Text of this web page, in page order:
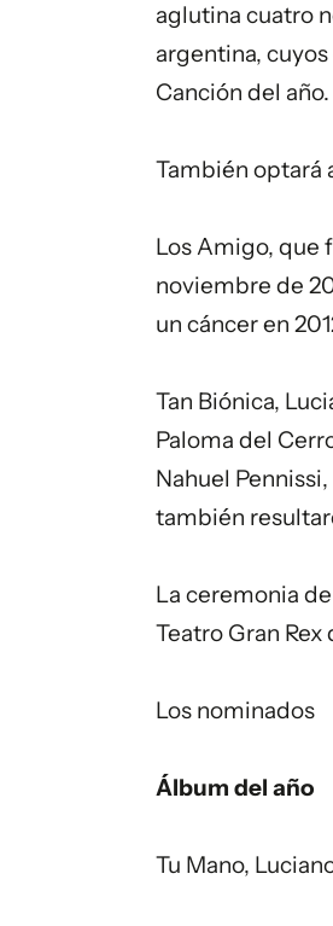
aglutina cuatro
argentina,
Canción del año.
También optará
Los Amigo, que
noviembre de
un cáncer en
Tan Biónica,
Paloma del
Nahuel
también
La ceremonia
Teatro Gran Rex
Los nominados
Álbum del año
Tu Mano,